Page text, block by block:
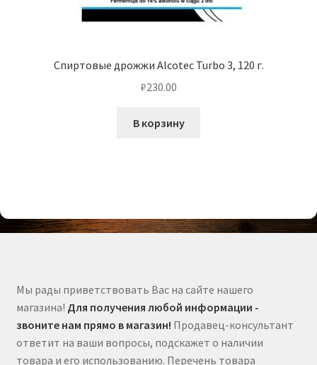
Спиртовые дрожжи Alcotec Turbo 3, 120 г.
₽230.00
В корзину
Мы рады приветствовать Вас на сайте нашего
магазина! Для получения любой информации -
звоните нам прямо в магазин! Продавец-консультант
ответит на ваши вопросы, подскажет о наличии
товара и его использованию. Перечень товара